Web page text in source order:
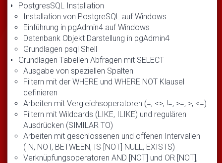
PostgresSQL Installation
Installation von PostgreSQL auf Windows
Einführung in pgAdmin4 auf Windows
Datenbank Objekt Darstellung in pgAdmin4
Grundlagen psql Shell
Grundlagen Tabellen Abfragen mit SELECT
Ausgabe von speziellen Spalten
Filtern mit der WHERE und WHERE NOT Klausel
definieren
Arbeiten mit Vergleichsoperatoren (=, <>, !=, >=, >, <=)
Filtern mit Wildcards (LIKE, ILIKE) und regulären
Ausdrücken (SIMILAR TO)
Arbeiten mit geschlossenen und offenen Intervallen
(IN, NOT, BETWEEN, IS [NOT] NULL, EXISTS)
Verknüpfungsoperatoren AND [NOT] und OR [NOT],